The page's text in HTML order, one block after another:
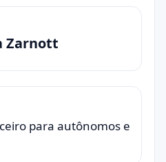
Zarnott
para autônomos e